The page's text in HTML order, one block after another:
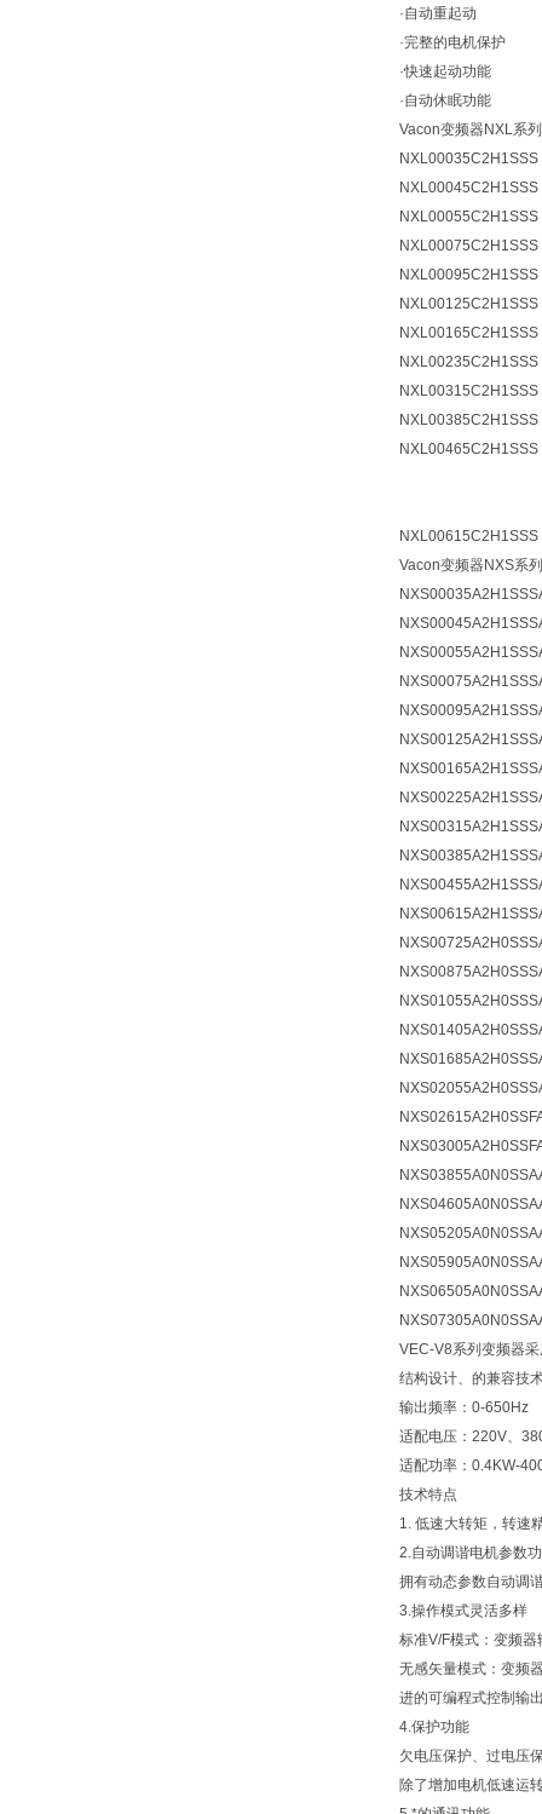
·自动重起动
·完整的电机保护
·快速起动功能
·自动休眠功能
Vacon变频器NXL系列
NXL00035C2H1SSS
NXL00045C2H1SSS
NXL00055C2H1SSS
NXL00075C2H1SSS
NXL00095C2H1SSS
NXL00315C2H1SSS
NXL00465C2H1SSS
NXL00615C2H1SSS
Vacon变频器NXS系列
VEC-V8系列变频器
结构设计、的兼容技
输出频率：0-650Hz
适配电压：220V、
适配功率：0.4KW-
技术特点
1. 低速大转矩，转速
2.自动调谐电机参数
拥有动态参数自动调
3.操作模式灵活多样
标准V/F模式：变频
无感矢量模式：变频
进的可编程式控制输
4.保护功能
欠电压保护、过电压
除了增加电机低速运